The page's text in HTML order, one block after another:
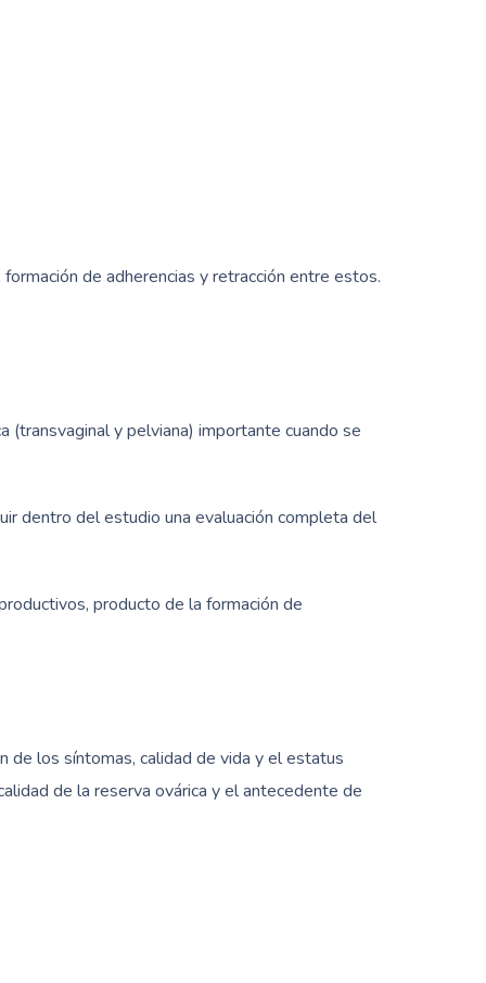
de adherencias y retracción entre estos.
(transvaginal y pelviana) importante cuando se
dentro del estudio una evaluación completa del
producto de la formación de
de los síntomas, calidad de vida y el estatus
de la reserva ovárica y el antecedente de